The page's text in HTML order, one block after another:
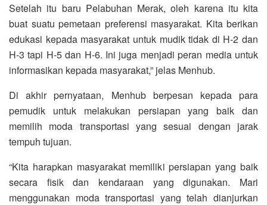
Setelah itu baru Pelabuhan Merak, oleh karena itu kita
buat suatu pemetaan preferensi masyarakat. Kita berikan
edukasi kepada masyarakat untuk mudik tidak di H-2 dan
H-3 tapi H-5 dan H-6. Ini juga menjadi peran media untuk
informasikan kepada masyarakat,” jelas Menhub.
Di akhir pernyataan, Menhub berpesan kepada para
pemudik untuk melakukan persiapan yang baik dan
memilih moda transportasi yang sesuai dengan jarak
tempuh tujuan.
“Kita harapkan masyarakat memiliki persiapan yang baik
secara fisik dan kendaraan yang digunakan. Mari
menggunakan moda transportasi yang telah dianjurkan